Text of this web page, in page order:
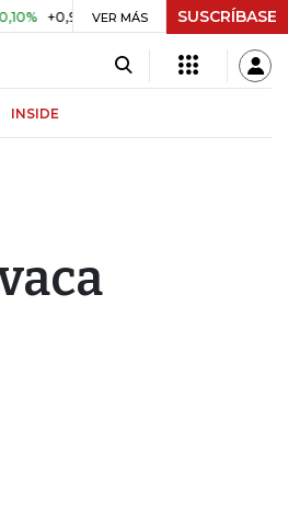
+0,98% UVR $ 416,86 +$ 0,05
VER MÁS SUSCRÍBASE
INSIDE